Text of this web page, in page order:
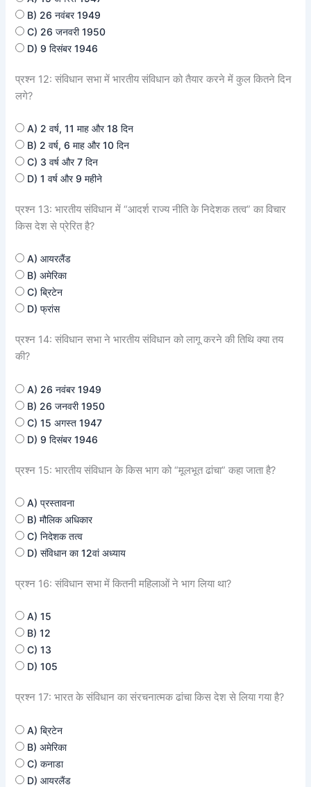
B) 26 नवंबर 1949
C) 26 जनवरी 1950
D) 9 दिसंबर 1946
प्रश्न 12: संविधान सभा में भारतीय संविधान को तैयार करने में कुल कितने दिन
लगे?
A) 2 वर्ष, 11 माह और 18 दिन
B) 2 वर्ष, 6 माह और 10 दिन
C) 3 वर्ष और 7 दिन
D) 1 वर्ष और 9 महीने
प्रश्न 13: भारतीय संविधान में “आदर्श राज्य नीति के निदेशक तत्व” का विचार
किस देश से प्रेरित है?
A) आयरलैंड
B) अमेरिका
C) ब्रिटेन
D) फ्रांस
प्रश्न 14: संविधान सभा ने भारतीय संविधान को लागू करने की तिथि क्या तय
की?
A) 26 नवंबर 1949
B) 26 जनवरी 1950
C) 15 अगस्त 1947
D) 9 दिसंबर 1946
प्रश्न 15: भारतीय संविधान के किस भाग को “मूलभूत ढांचा” कहा जाता है?
A) प्रस्तावना
B) मौलिक अधिकार
C) निदेशक तत्व
D) संविधान का 12वां अध्याय
प्रश्न 16: संविधान सभा में कितनी महिलाओं ने भाग लिया था?
A) 15
B) 12
C) 13
D) 105
प्रश्न 17: भारत के संविधान का संरचनात्मक ढांचा किस देश से लिया गया है?
A) ब्रिटेन
B) अमेरिका
C) कनाडा
D) आयरलैंड